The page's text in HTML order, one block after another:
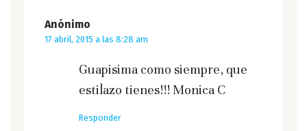
Anónimo
17 abril, 2015 a las 8:28 am
Guapisima como siempre, que
estilazo tienes!!! Monica C
Responder